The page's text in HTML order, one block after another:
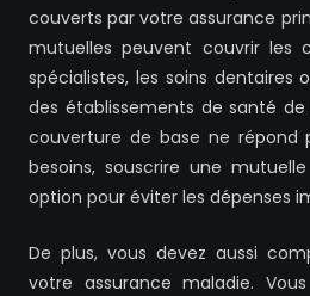
couverts par votre assurance
mutuelles peuvent couvrir les
spécialistes, les soins dentaires
des établissements de santé
couverture de base ne répond
besoins, souscrire une
option pour éviter les dépenses
De plus, vous devez aussi
votre assurance maladie.